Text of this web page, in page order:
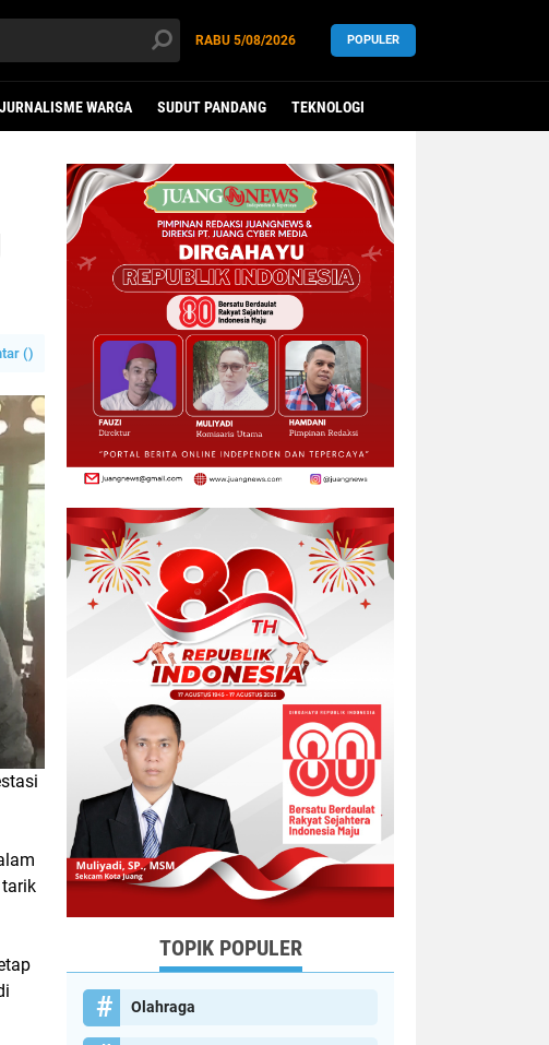
RABU 5/08/2026 POPULER
JURNALISME WARGA SUDUT PANDANG TEKNOLOGI
()
TOPIK POPULER
Olahraga